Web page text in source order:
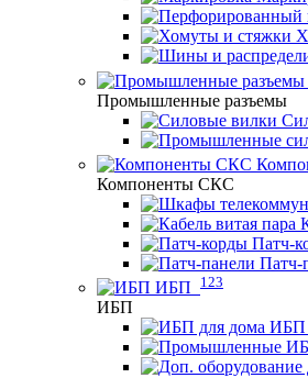
Промышленные разъемы
Компоненты СКС
Патч-
Патч-
ИБП
123
ИБП
ИБП